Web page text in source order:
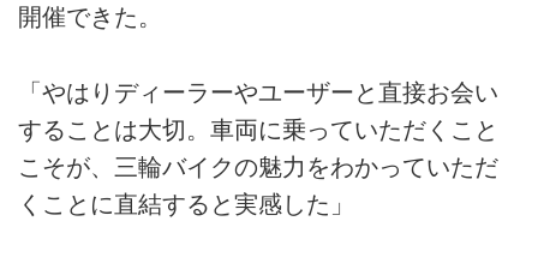
開催できた。
「やはりディーラーやユーザーと直接お会い
することは大切。車両に乗っていただくこと
こそが、三輪バイクの魅力をわかっていただ
くことに直結すると実感した」